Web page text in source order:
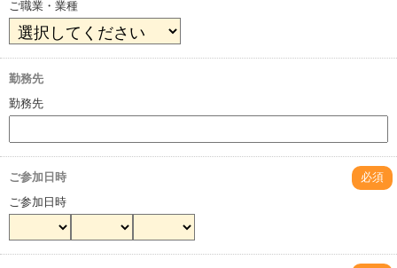
ご職業・業種
勤務先
勤務先
ご参加日時
必須
ご参加日時